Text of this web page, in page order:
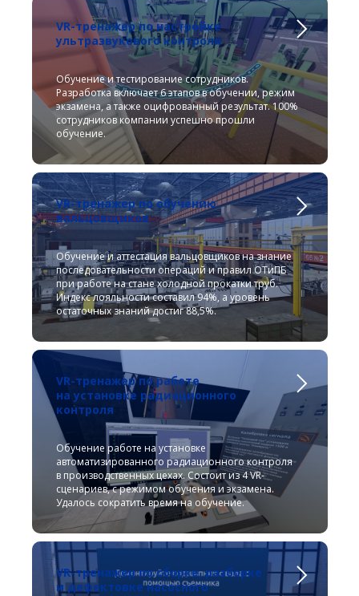
VR-тренажер по настройке
ультразвукового контроля
Обучение и тестирование сотрудников.
Разработка включает 6 этапов в обучении, режим
экзамена, а также оцифрованный результат. 100%
сотрудников компании успешно прошли
обучение.
VR-тренажер по обучению
вальцовщиков
Обучение и аттестация вальцовщиков на знание
последовательности операций и правил ОТиПБ
при работе на стане холодной прокатки труб.
Индекс лояльности составил 94%, а уровень
остаточных знаний достиг 88,5%.
VR-тренажер по работе
на установке радиационного
контроля
Обучение работе на установке
автоматизированного радиационного контроля
в производственных цехах. Состоит из 4 VR-
сценариев, с режимом обучения и экзамена.
Удалось сократить время на обучение.
VR-тренажер по сборке, разборке
и дефектовке насосного